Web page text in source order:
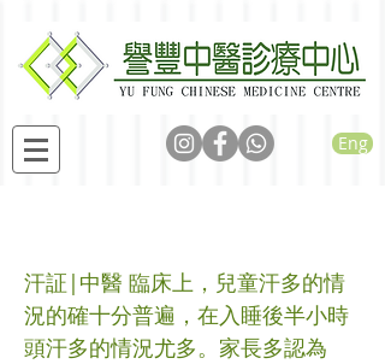
Eng
汗証|中醫 臨床上，兒童汗多的情
況的確十分普遍，在入睡後半小時
頭汗多的情況尤多。家長多認為